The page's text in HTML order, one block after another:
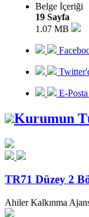
Belge İçeriği
19 Sayfa
1.07 MB
E-
Kurumun
TR71 Düzey 2
Ahiler Kalkınma